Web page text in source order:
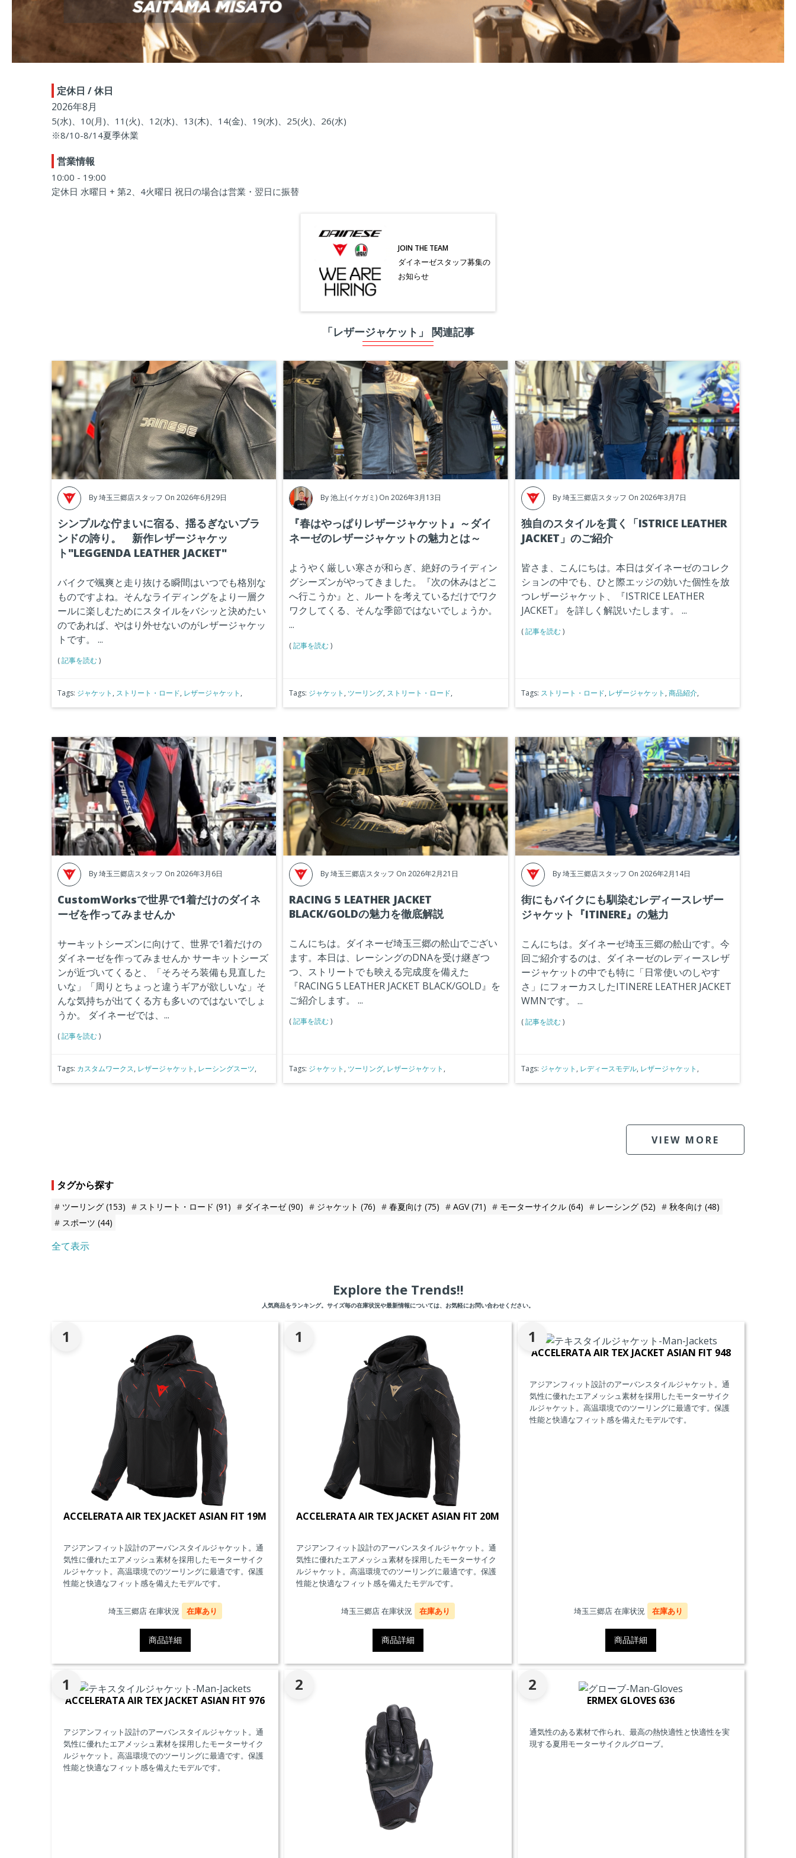
定休日 / 休日
2026年8月
5(水)、10(月)、11(火)、12(水)、13(木)、14(金)、19(水)、25(火)、26(水)
※8/10-8/14夏季休業
営業情報
10:00 - 19:00
定休日 水曜日 + 第2、4火曜日 祝日の場合は営業・翌日に振替
JOIN THE TEAM
ダイネーゼスタッフ募集の
お知らせ
「レザージャケット」 関連記事
By埼玉三郷店スタッフ On 2026年6月29日
シンプルな佇まいに宿る、揺るぎないブラ
ンドの誇り。 新作レザージャケッ
ト"LEGGENDA LEATHER JACKET"
バイクで颯爽と走り抜ける瞬間はいつでも格別な
ものですよね。そんなライディングをより一層ク
ールに楽しむためにスタイルをバシッと決めたい
のであれば、やはり外せないのがレザージャケッ
トです。
...
(記事を読む)
Tags: ジャケット , ストリート・ロード, レザージャケット ,
By池上(イケガミ) On 2026年3月13日
『春はやっぱりレザージャケット』～ダイ
ネーゼのレザージャケットの魅力とは～
ようやく厳しい寒さが和らぎ、絶好のライディン
グシーズンがやってきました。
『次の休みはどこ
へ行こうか』 と、ルートを考えているだけでワク
ワクしてくる、そんな季節ではないでしょうか。
...
(記事を読む)
Tags: ジャケット , ツーリング, ストリート・ロード,
By埼玉三郷店スタッフ On 2026年3月7日
独自のスタイルを貫く「ISTRICE LEATHER
JACKET」のご紹介
皆さま、こんにちは。本日はダイネーゼのコレク
ションの中でも、ひと際エッジの効いた個性を放
つレザージャケット、『ISTRICE LEATHER
JACKET』 を詳しく解説いたします。 ...
(記事を読む)
Tags: ストリート・ロード, レザージャケット , 商品紹介,
By埼玉三郷店スタッフ On 2026年3月6日
CustomWorksで世界で1着だけのダイネ
ーゼを作ってみませんか
サーキットシーズンに向けて、世界で1着だけの
ダイネーゼを作ってみませんかサーキットシーズ
ンが近づいてくると、「そろそろ装備も見直した
いな」「周りとちょっと違うギアが欲しいな」そ
んな気持ちが出てくる方も多いのではないでしょ
うか。
ダイネーゼでは、 ...
(記事を読む)
Tags: カスタムワークス, レザージャケット , レーシングスーツ,
By埼玉三郷店スタッフ On 2026年2月21日
RACING 5 LEATHER JACKET
BLACK/GOLDの魅力を徹底解説
こんにちは。ダイネーゼ埼玉三郷の舩山でござい
ます。本日は、レーシングのDNAを受け継ぎつ
つ、ストリートでも映える完成度を備えた
『RACING 5 LEATHER JACKET BLACK/GOLD』を
ご紹介します。
...
(記事を読む)
Tags: ジャケット , ツーリング, レザージャケット ,
By埼玉三郷店スタッフ On 2026年2月14日
街にもバイクにも馴染むレディースレザー
ジャケット『ITINERE』の魅力
こんにちは。ダイネーゼ埼玉三郷の舩山です。今
回ご紹介するのは、ダイネーゼのレディースレザ
ージャケットの中でも特に「日常使いのしやす
さ」にフォーカスしたITINERE LEATHER JACKET
WMNです。
...
(記事を読む)
Tags: ジャケット , レディースモデル, レザージャケット ,
VIEW MORE
タグから探す
ツーリング (153) ストリート・ロード (91) ダイネーゼ(90) ジャケット (76) 春夏向け (75) AGV(71) モーターサイクル (64) レーシング (52) 秋冬向け (48)
スポーツ (44)
全て表示
Explore the Trends!!
人気商品をランキング。サイズ毎の在庫状況や最新情報については、お気軽にお問い合わせください。
1
ACCELERATA AIR TEX JACKET ASIAN FIT 19M
アジアンフィット設計のアーバンスタイルジャケット。通
気性に優れたエアメッシュ素材を採用したモーターサイク
ルジャケット。高温環境でのツーリングに最適です。保護
性能と快適なフィット感を備えたモデルです。
埼玉三郷店 在庫状況 在庫あり
商品詳細
1
ACCELERATA AIR TEX JACKET ASIAN FIT 20M
アジアンフィット設計のアーバンスタイルジャケット。通
気性に優れたエアメッシュ素材を採用したモーターサイク
ルジャケット。高温環境でのツーリングに最適です。保護
性能と快適なフィット感を備えたモデルです。
埼玉三郷店 在庫状況 在庫あり
商品詳細
1
ACCELERATA AIR TEX JACKET ASIAN FIT 948
アジアンフィット設計のアーバンスタイルジャケット。通
気性に優れたエアメッシュ素材を採用したモーターサイク
ルジャケット。高温環境でのツーリングに最適です。保護
性能と快適なフィット感を備えたモデルです。
埼玉三郷店 在庫状況 在庫あり
商品詳細
1
ACCELERATA AIR TEX JACKET ASIAN FIT 976
アジアンフィット設計のアーバンスタイルジャケット。通
気性に優れたエアメッシュ素材を採用したモーターサイク
ルジャケット。高温環境でのツーリングに最適です。保護
性能と快適なフィット感を備えたモデルです。
2 2
ERMEX GLOVES 636
通気性のある素材で作られ、最高の熱快適性と快適性を実
現する夏用モーターサイクルグローブ。